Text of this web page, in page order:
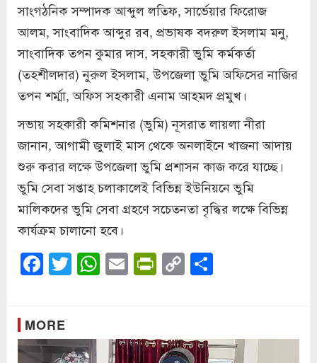
সাংগঠনিক সম্পাদক আব্দুল লতিফ, সার্ভেয়ার ফিরোজ
আলম, সাংবাদিক আব্দুর রব, প্রভাষক বদরুল ইসলাম মনু,
সাংবাদিক তপন কুমার দাস, সহকারী ভুমি কর্মকর্তা
(তহশীলদার) নুরুল ইসলাম, উপজেলা ভুমি অফিসের নাজির
তপন শর্ম্মা, অফিস সহকারী এনাম আহমদ প্রমুখ।
সভায় সহকারী কমিশনার (ভুমি) নূসরাত লায়লা নীরা
জানান, আগামী জুলাই মাস থেকে অনলাইনে খাজনা আদায়
শুরু করার লক্ষে উপজেলা ভুমি প্রশাসন কাজ করে যাচ্ছে।
ভুমি সেবা সপ্তাহ চলাকালেই বিভিন্ন ইউনিয়নে ভুমি
মালিকদের ভুমি সেবা গ্রহণে সচেতনতা বৃদ্ধির লক্ষে বিভিন্ন
কার্যক্রম চালানো হবে।
Facebook
Twitter
WhatsApp
EmailPrintFriendly
Copy
Link
MORE